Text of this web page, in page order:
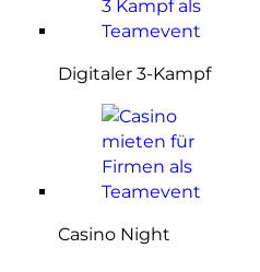
Digitaler 3-Kampf
Casino Night